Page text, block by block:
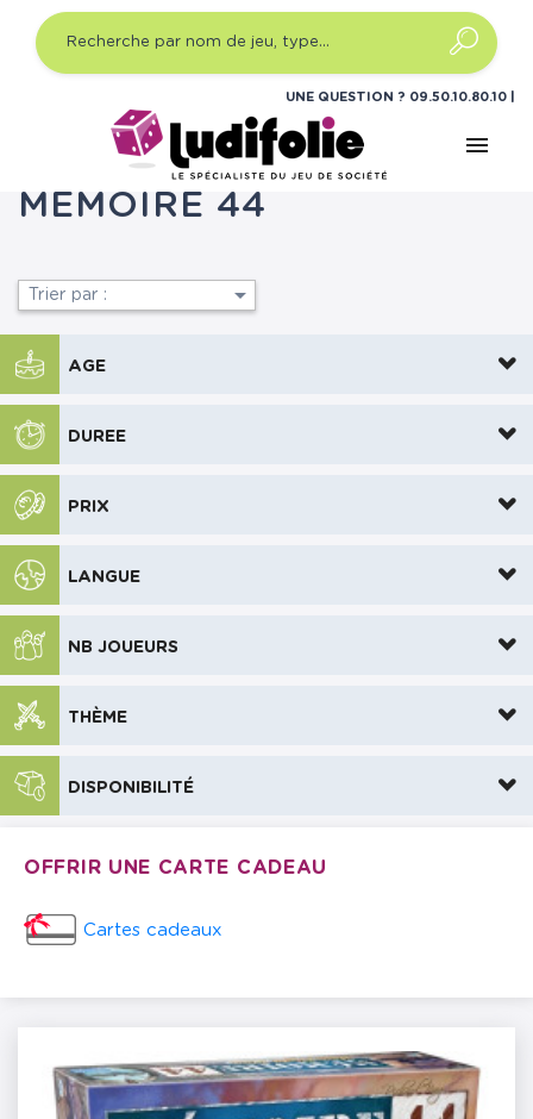
UNE QUESTION ? 09.50.10.80.10
menu
Jeux de société Gammes Mémoire 44
MÉMOIRE 44
Trier par : 
AGE
DUREE
PRIX
LANGUE
NB JOUEURS
THÈME
DISPONIBILITÉ
OFFRIR UNE CARTE CADEAU
Cartes cadeaux